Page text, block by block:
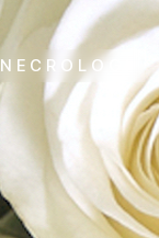
NECROLOGI